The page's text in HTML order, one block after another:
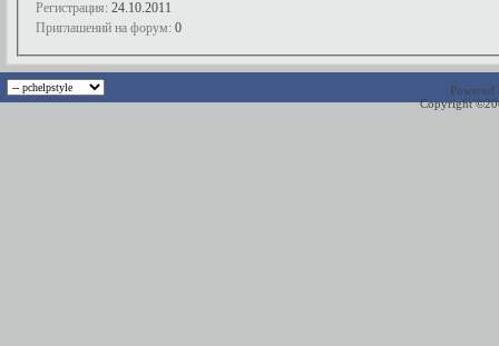
Регистрация: 24.10.2011
Приглашений на форум: 0
Copyright